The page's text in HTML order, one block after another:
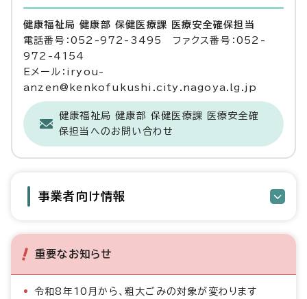
健康福祉局 健康部 保健医療課 医療安全確保担当
電話番号：052-972-3495 ファクス番号：052-
972-4154
Eメール：iryou-
anzen@kenkofukushi.city.nagoya.lg.jp
健康福祉局 健康部 保健医療課 医療安全確
保担当へのお問い合わせ
事業者向け情報
重要なお知らせ
令和8年10月から、粗大ごみの対象が変わります